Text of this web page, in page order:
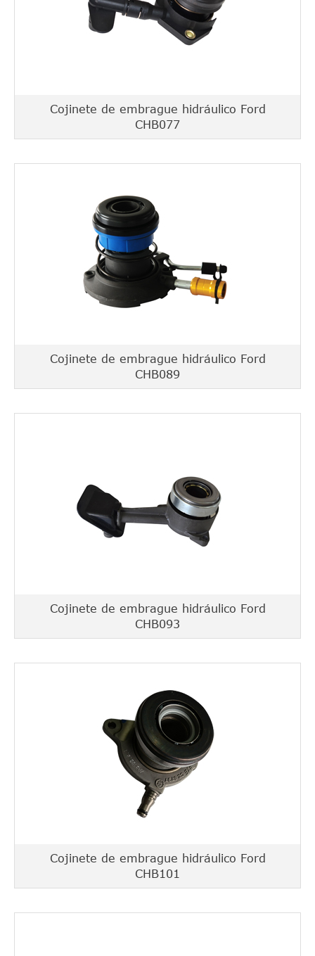
Cojinete de embrague hidráulico Ford
CHB077
Cojinete de embrague hidráulico Ford
CHB089
Cojinete de embrague hidráulico Ford
CHB093
Cojinete de embrague hidráulico Ford
CHB101